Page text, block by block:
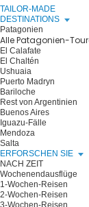
TAILOR-MADE
DESTINATIONS
Patagonien
Alle Patagonien-
El Calafate
El Chaltén
Ushuaia
Puerto Madryn
Bariloche
Rest von Argentinien
Buenos Aires
Iguazu-Fälle
Mendoza
Salta
ERFORSCHEN SIE
NACH ZEIT
Wochenendausflüge
1-Wochen-Reisen
2-Wochen-Reisen
3-Wochen-Reisen